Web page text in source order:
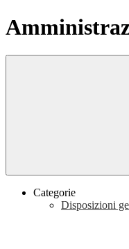
Categorie
Disposizioni